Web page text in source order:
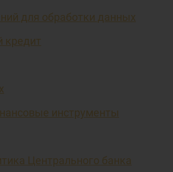
для обработки данных
кредит
инструменты
Центрального банка